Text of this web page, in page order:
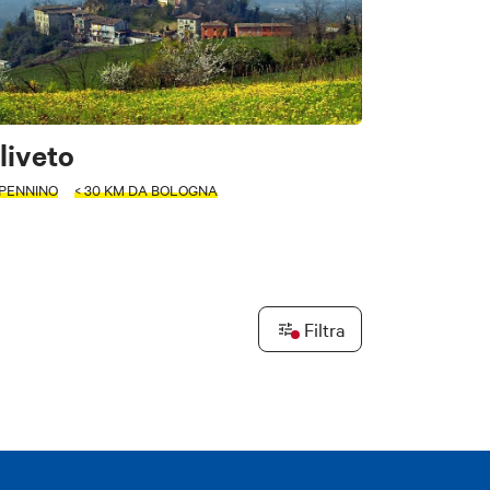
< 30 KM DA BOLOGNA
Filtra